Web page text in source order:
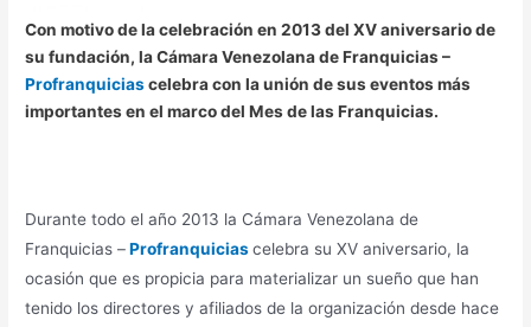
Con motivo de la celebración en 2013 del XV aniversario de
su fundación, la Cámara Venezolana de Franquicias –
Profranquiciascelebra con la unión de sus eventos más
importantes en el marco del Mes de las Franquicias.
Durante todo el año 2013 la Cámara Venezolana de
Franquicias –Profranquiciascelebra su XV aniversario, la
ocasión que es propicia para materializar un sueño que han
tenido los directores y afiliados de la organización desde hace